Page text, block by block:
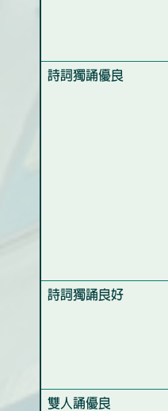
詩詞獨誦優良
詩詞獨誦良好
雙人誦優良